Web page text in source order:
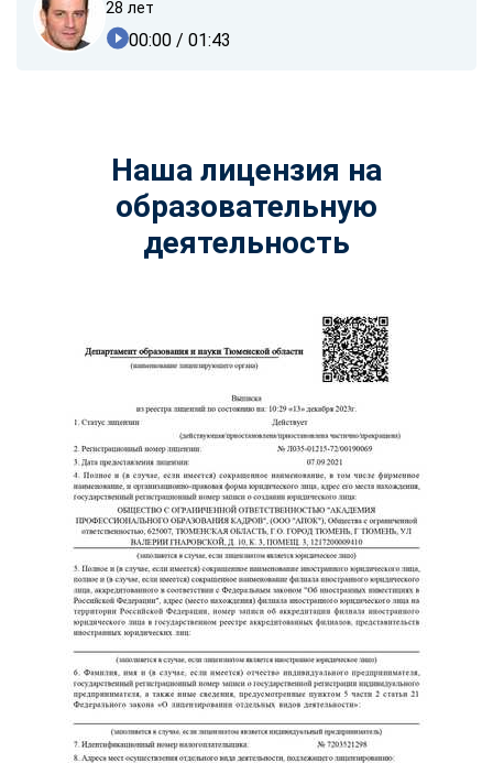
28 лет
00:00 / 01:43
Наша лицензия на
образовательную
деятельность
ChatApp
online
Мессенджеры